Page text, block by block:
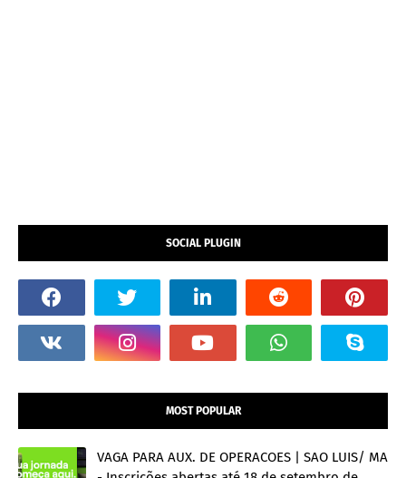
SOCIAL PLUGIN
MOST POPULAR
VAGA PARA AUX. DE OPERACOES | SAO LUIS/ MA